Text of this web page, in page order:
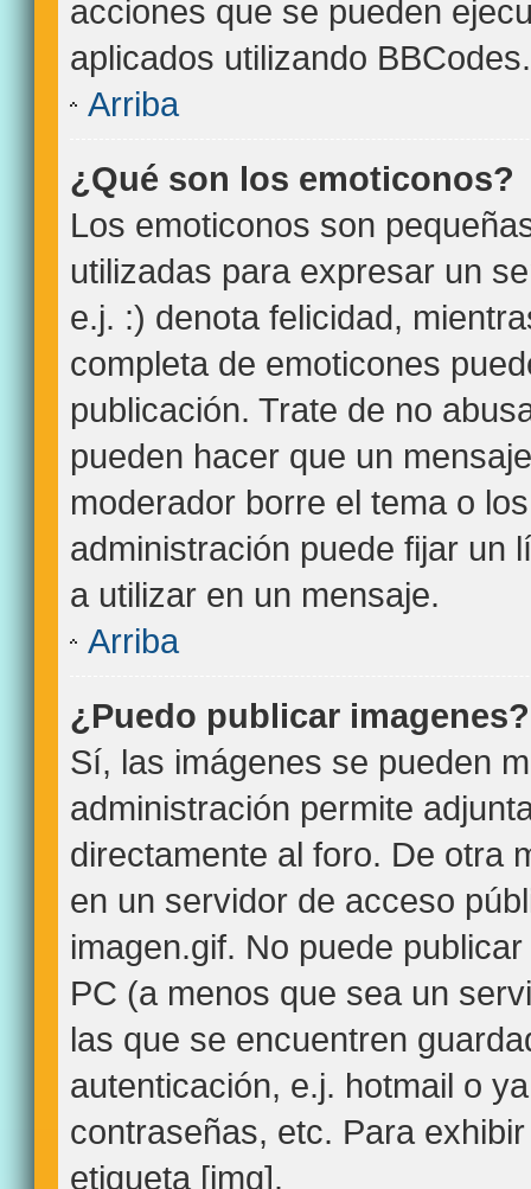
acciones que se pueden
aplicados utilizando BBCodes.
Arriba
¿Qué son los emoticonos?
Los emoticonos son
utilizadas para expresar un
e.j. :) denota felicidad,
completa de emoticones
publicación. Trate de no
pueden hacer que un
moderador borre el tema o
administración puede fijar un
a utilizar en un mensaje.
Arriba
¿Puedo publicar imagenes?
Sí, las imágenes se pueden
administración permite
directamente al foro. De otra
en un servidor de acceso
imagen.gif. No puede
PC (a menos que sea un
las que se encuentren
autenticación, e.j. hotmail o
contraseñas, etc. Para
etiqueta [img].